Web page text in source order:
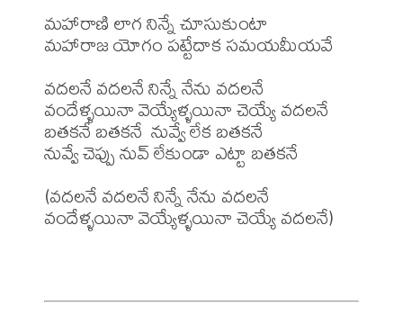
మహారాణి లాగ నిన్నే చూసుకుంటా
మహారాజ యోగం పట్టేదాక సమయమీయవే
వదలనే వదలనే నిన్నే నేను వదలనే
వందేళ్ళయినా వెయ్యేళ్ళయినా చెయ్యే వదలనే
బతకనే బతకనే  నువ్వే లేక బతకనే
నువ్వే చెప్పు నువ్ లేకుండా ఎట్టా బతకనే
(వదలనే వదలనే నిన్నే నేను వదలనే
వందేళ్ళయినా వెయ్యేళ్ళయినా చెయ్యే వదలనే)